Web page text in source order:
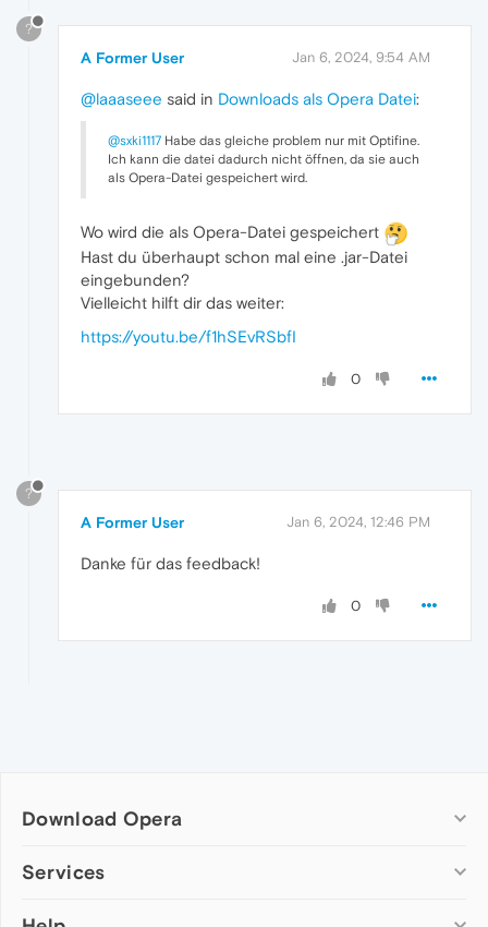
?
A Former User Jan 6, 2024, 9:54 AM
@laaaseee said in Downloads als Opera Datei:
@sxki1117 Habe das gleiche problem nur mit Optifine.
Ich kann die datei dadurch nicht öffnen, da sie auch
als Opera-Datei gespeichert wird.
Wo wird die als Opera-Datei gespeichert
Hast du überhaupt schon mal eine .jar-Datei
eingebunden?
Vielleicht hilft dir das weiter:
https://youtu.be/f1hSEvRSbfI
0
?
A Former User Jan 6, 2024, 12:46 PM
Danke für das feedback!
0
Download Opera
Computer browsers
Services
Add-ons